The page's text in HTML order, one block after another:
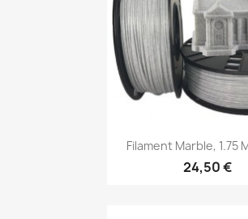
Aperçu
Filament Marble, 1.75
24,50 €